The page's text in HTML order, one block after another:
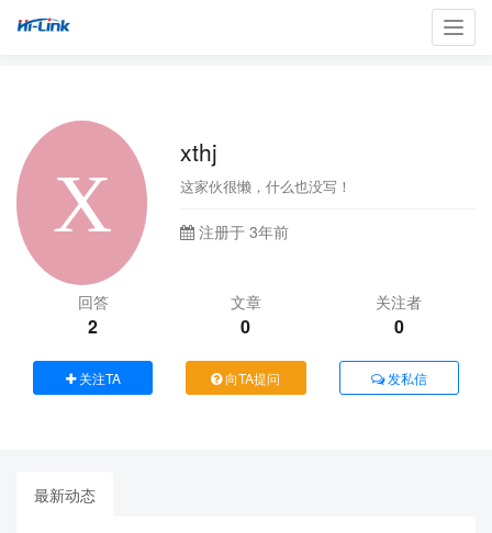
xthj
这家伙很懒，什么也没写！
注册于 3年前
回答
2
文章
0
关注者
0
关注TA 向TA提问 发私信
最新动态